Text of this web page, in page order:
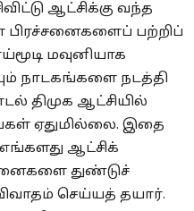
ஆட்சிக்கு வந்த
பற்றிப்
மவுனியாக
நாடகங்களை நடத்தி
திமுக ஆட்சியில்
ஏதுமில்லை. இதை
எங்களது ஆட்சிக்
துண்டுச்
செய்யத் தயார்.